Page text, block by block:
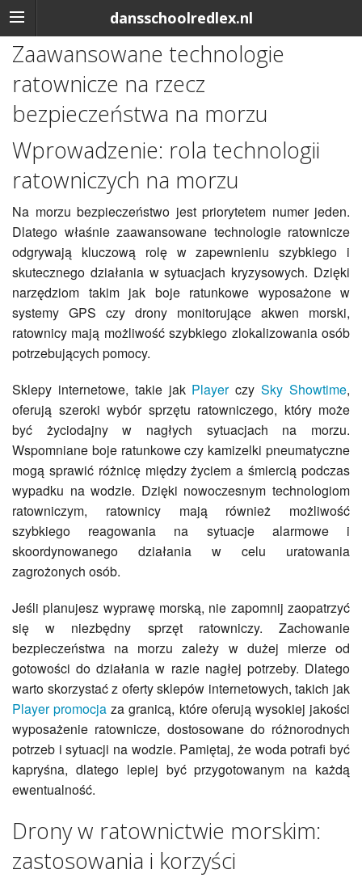
dansschoolredlex.nl
Zaawansowane technologie
ratownicze na rzecz
bezpieczeństwa na morzu
Wprowadzenie: rola technologii
ratowniczych na morzu
Na morzu bezpieczeństwo jest priorytetem numer jeden.
Dlatego właśnie zaawansowane technologie ratownicze
odgrywają kluczową rolę w zapewnieniu szybkiego i
skutecznego działania w sytuacjach kryzysowych. Dzięki
narzędziom takim jak boje ratunkowe wyposażone w
systemy GPS czy drony monitorujące akwen morski,
ratownicy mają możliwość szybkiego zlokalizowania osób
potrzebujących pomocy.
Sklepy internetowe, takie jak PlayerczySky Showtime,
oferują szeroki wybór sprzętu ratowniczego, który może
być życiodajny w nagłych sytuacjach na morzu.
Wspomniane boje ratunkowe czy kamizelki pneumatyczne
mogą sprawić różnicę między życiem a śmiercią podczas
wypadku na wodzie. Dzięki nowoczesnym technologiom
ratowniczym, ratownicy mają również możliwość
szybkiego reagowania na sytuacje alarmowe i
skoordynowanego działania w celu uratowania
zagrożonych osób.
Jeśli planujesz wyprawę morską, nie zapomnij zaopatrzyć
się w niezbędny sprzęt ratowniczy. Zachowanie
bezpieczeństwa na morzu zależy w dużej mierze od
gotowości do działania w razie nagłej potrzeby. Dlatego
warto skorzystać z oferty sklepów internetowych, takich jak
Player promocja za granicą, które oferują wysokiej jakości
wyposażenie ratownicze, dostosowane do różnorodnych
potrzeb i sytuacji na wodzie. Pamiętaj, że woda potrafi być
kapryśna, dlatego lepiej być przygotowanym na każdą
ewentualność.
Drony w ratownictwie morskim:
zastosowania i korzyści